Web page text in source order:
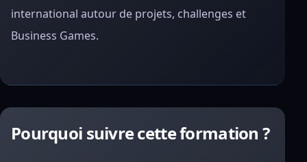
international autour de projets, challenges et
Business Games.
Pourquoi suivre cette formation ?